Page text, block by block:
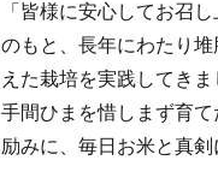
「皆様に安心してお召
のもと、長年にわたり
えた栽培を実践してきま
手間ひまを惜しまず育
励みに、毎日お米と真剣